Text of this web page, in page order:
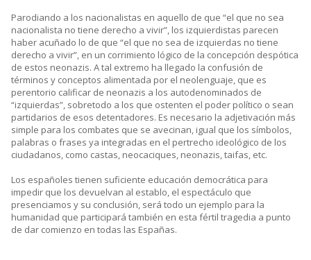
Parodiando a los nacionalistas en aquello de que “el que no sea
nacionalista no tiene derecho a vivir”, los izquierdistas parecen
haber acuñado lo de que “el que no sea de izquierdas no tiene
derecho a vivir”, en un corrimiento lógico de la concepción despótica
de estos neonazis. A tal extremo ha llegado la confusión de
términos y conceptos alimentada por el neolenguaje, que es
perentorio calificar de neonazis a los autodenominados de
“izquierdas”, sobretodo a los que ostenten el poder político o sean
partidarios de esos detentadores. Es necesario la adjetivación más
simple para los combates que se avecinan, igual que los símbolos,
palabras o frases ya integradas en el pertrecho ideológico de los
ciudadanos, como castas, neocaciques, neonazis, taifas, etc.
Los españoles tienen suficiente educación democrática para
impedir que los devuelvan al establo, el espectáculo que
presenciamos y su conclusión, será todo un ejemplo para la
humanidad que participará también en esta fértil tragedia a punto
de dar comienzo en todas las Españas.